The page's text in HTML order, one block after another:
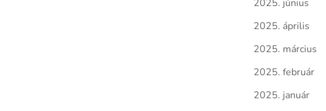
2025. június
2025. április
2025. március
2025. február
2025. január